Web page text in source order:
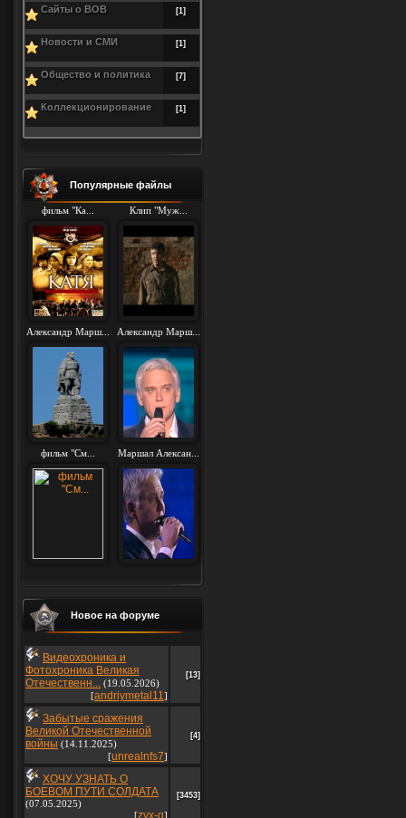
Сайты о ВОВ [1]
Новости и СМИ [1]
Общество и политика [7]
Коллекционирование [1]
Популярные файлы
фильм "Ка... Клип "Муж...
Александр Марш... Александр Марш...
фильм "См... Маршал Алексан...
Новое на форуме
Видеохроника и
Фотохроника Великая
Отечественн... (19.05.2026)
[andriymetal11]
[13]
Забытые сражения
Великой Отечественной
войны (14.11.2025)
[unrealnfs7]
[4]
ХОЧУ УЗНАТЬ О
БОЕВОМ ПУТИ СОЛДАТА
(07.05.2025)
[zyx-q]
[3453]